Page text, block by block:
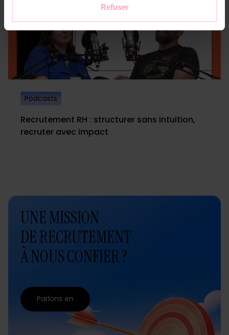
Refuser
Podcasts
Recrutement RH : structurer sans intuition,
recruter avec impact
UNE MISSION
DE RECRUTEMENT
À NOUS CONFIER ?
Parlons en